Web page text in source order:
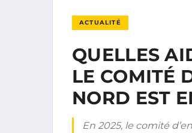
ACTUALITÉ
QUELLES
LE COMITÉ
NORD EST
En 2025, le comité